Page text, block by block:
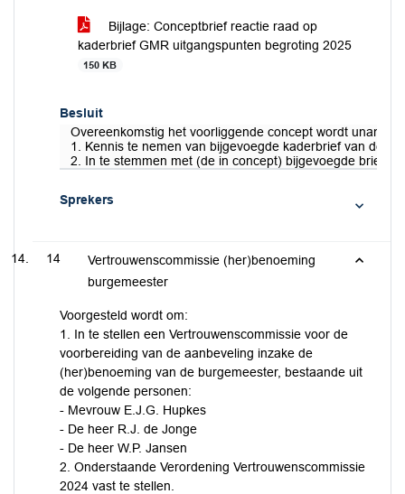
Bijlage: Conceptbrief reactie raad op
kaderbrief GMR uitgangspunten begroting 2025
150 KB
Besluit
Overeenkomstig het voorliggende concept wordt
1. Kennis te nemen van bijgevoegde kaderbrief van de
2. In te stemmen met (de in concept) bijgevoegde brief
Sprekers
14
Vertrouwenscommissie (her)benoeming
burgemeester
Voorgesteld wordt om:
1. In te stellen een Vertrouwenscommissie voor de
voorbereiding van de aanbeveling inzake de
(her)benoeming van de burgemeester, bestaande uit
de volgende personen:
- Mevrouw E.J.G. Hupkes
- De heer R.J. de Jonge
- De heer W.P. Jansen
2. Onderstaande Verordening Vertrouwenscommissie
2024 vast te stellen.